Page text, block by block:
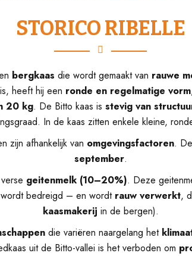
STORICO RIBELLE
bergkaas die wordt gemaakt van rauwe
heeft hij een ronde en regelmatige vorm
20 kg. De Bitto kaas is stevig van
In de kaas zitten enkele kleine,
zijn afhankelijk van omgevingsfactoren.
september.
geitenmelk (10–20%). Deze
bedreigd – en wordt rauw verwerkt,
kaasmakerij in de bergen).
die variëren naargelang het
uit de Bitto-vallei is het verboden om